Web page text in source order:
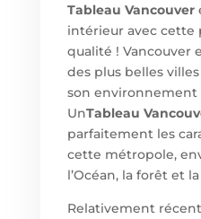
Tableau Vancouver
intérieur avec cette
qualité ! Vancouver
des plus belles
son environnement
UnTableau
parfaitement les
cette métropole,
l’Océan, la forêt et
Relativement